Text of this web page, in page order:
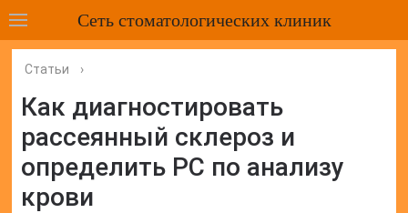
Сеть стоматологических клиник
Статьи ›
Как диагностировать
рассеянный склероз и
определить РС по анализу
крови